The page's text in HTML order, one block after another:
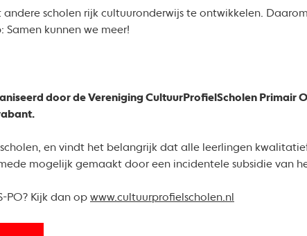
scholen rijk cultuuronderwijs te ontwikkelen.
kunnen we meer!
door de Vereniging CultuurProfielScholen Primair
scholen, en vindt het belangrijk dat alle leerlingen
mogelijk gemaakt door een incidentele subsidie van
PO? Kijk dan op www.cultuurprofielscholen.nl